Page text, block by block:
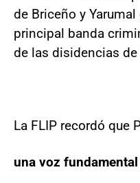
de Briceño y
principal banda
de las disidencias de
La FLIP recordó que
una voz